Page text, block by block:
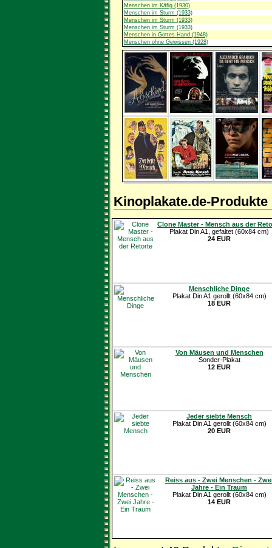
Menschen im Käfig (1930)
Menschen im Sturm (1933)
Menschen im Sturm (1933)
Menschen im Sturm (1933)
Menschen in Gottes Hand (1948)
Menschen ohne Gewissen (1928)
Kinoplakate.de-Produkte
Clone Master - Mensch aus der
Plakat Din A1, gefaltet (60x84 cm)
24 EUR
Menschliche Dinge
Plakat Din A1 gerollt (60x84 cm)
18 EUR
Von Mäusen und Menschen
Sonder-Plakat
12 EUR
Jeder siebte Mensch
Plakat Din A1 gerollt (60x84 cm)
20 EUR
Reiss aus - Zwei Menschen -
Jahre - Ein Traum
Plakat Din A1 gerollt (60x84 cm)
14 EUR